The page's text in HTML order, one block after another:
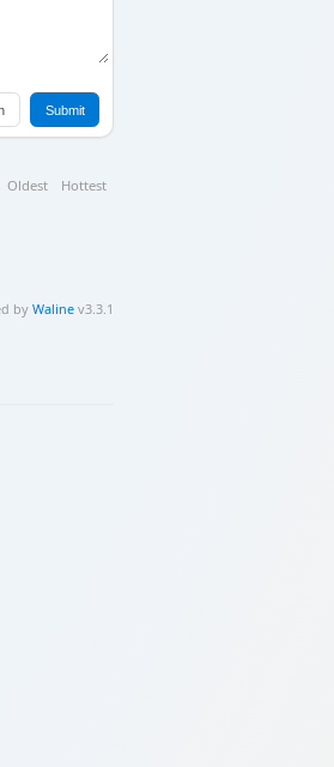
Submit
Oldest Hottest
by Waline v3.3.1